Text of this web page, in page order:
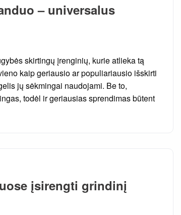
– universalus
skirtingų įrenginių, kurie atlieka tą
kaip geriausio ar populiariausio išskirti
jų sėkmingai naudojami. Be to,
todėl ir geriausias sprendimas būtent
įsirengti grindinį